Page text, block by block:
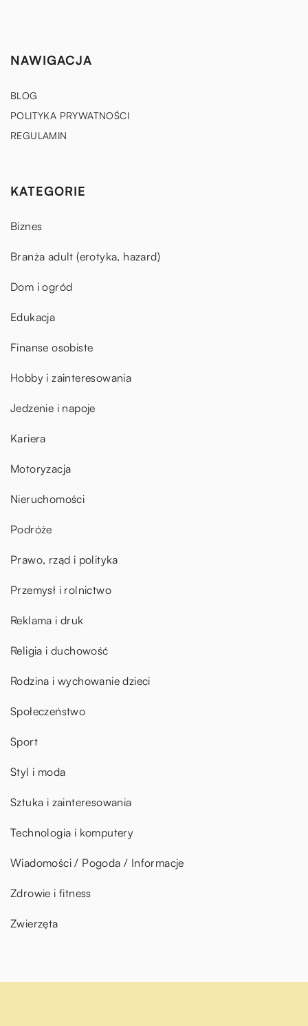
NAWIGACJA
BLOG
POLITYKA PRYWATNOŚCI
REGULAMIN
KATEGORIE
Biznes
Branża adult (erotyka, hazard)
Dom i ogród
Edukacja
Finanse osobiste
Hobby i zainteresowania
Jedzenie i napoje
Kariera
Motoryzacja
Nieruchomości
Podróże
Prawo, rząd i polityka
Przemysł i rolnictwo
Reklama i druk
Religia i duchowość
Rodzina i wychowanie dzieci
Społeczeństwo
Sport
Styl i moda
Sztuka i zainteresowania
Technologia i komputery
Wiadomości / Pogoda / Informacje
Zdrowie i fitness
Zwierzęta